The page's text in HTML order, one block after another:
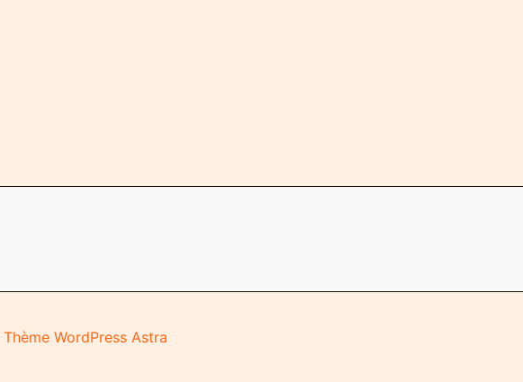
Thème WordPress Astra